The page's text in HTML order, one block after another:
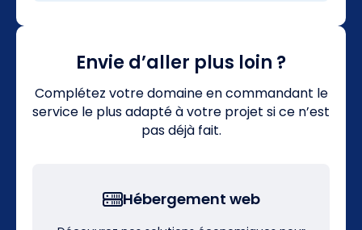
Envie d’aller plus loin ?
Complétez votre domaine en commandant le
service le plus adapté à votre projet si ce n’est
pas déjà fait.
Hébergement web